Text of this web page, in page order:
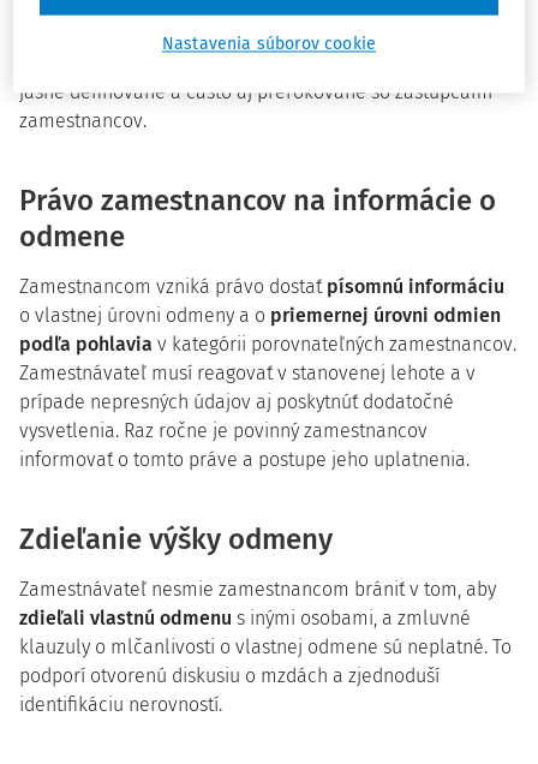
zručnosti), ktoré umožnia porovnanie „rovnakej práce
jasne definované a často aj prerokované so zástupcami
zamestnancov.
Právo zamestnancov na informácie o
odmene
Zamestnancom vzniká právo dostať písomnú informáciu
o vlastnej úrovni odmeny a o priemernej úrovni odmien
podľa pohlavia v kategórii porovnateľných zamestnancov.
Zamestnávateľ musí reagovať v stanovenej lehote a v
prípade nepresných údajov aj poskytnúť dodatočné
vysvetlenia. Raz ročne je povinný zamestnancov
informovať o tomto práve a postupe jeho uplatnenia.
Zdieľanie výšky odmeny
Zamestnávateľ nesmie zamestnancom brániť v tom, aby
zdieľali vlastnú odmenu s inými osobami, a zmluvné
klauzuly o mlčanlivosti o vlastnej odmene sú neplatné. To
podporí otvorenú diskusiu o mzdách a zjednoduší
identifikáciu nerovností.
Nastavenia súborov cookie